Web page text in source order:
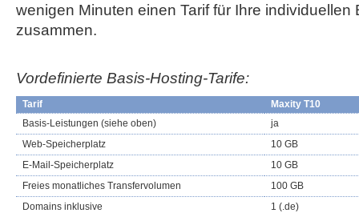
wenigen Minuten einen Tarif für Ihre individuellen
zusammen.
Vordefinierte Basis-Hosting-Tarife:
Tarif
Maxity T10
Basis-Leistungen (siehe oben)
ja
Web-Speicherplatz
10 GB
E-Mail-Speicherplatz
10 GB
Freies monatliches Transfervolumen
100 GB
Domains inklusive
1 (.de)